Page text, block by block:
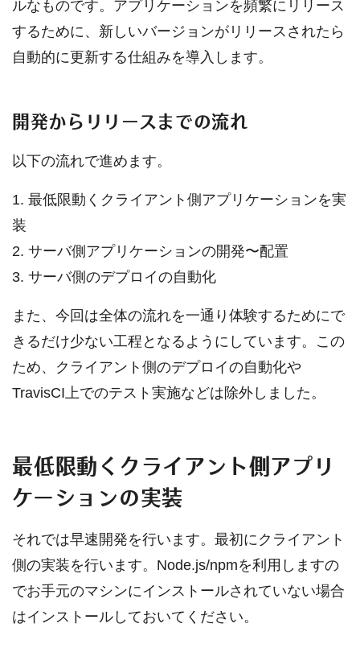
ルなものです。アプリケーションを頻繁にリリース
するために、新しいバージョンがリリースされたら
自動的に更新する仕組みを導入します。
開発からリリースまでの流れ
以下の流れで進めます。
1. 最低限動くクライアント側アプリケーションを実
装
2. サーバ側アプリケーションの開発〜配置
3. サーバ側のデプロイの自動化
また、今回は全体の流れを一通り体験するためにで
きるだけ少ない工程となるようにしています。この
ため、クライアント側のデプロイの自動化や
TravisCI上でのテスト実施などは除外しました。
最低限動くクライアント側アプリ
ケーションの実装
それでは早速開発を行います。最初にクライアント
側の実装を行います。Node.js/npmを利用しますの
でお手元のマシンにインストールされていない場合
はインストールしておいてください。